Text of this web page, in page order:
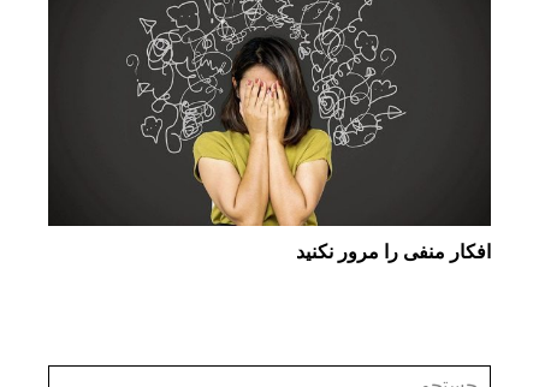
افکار منفی را مرور نکنید